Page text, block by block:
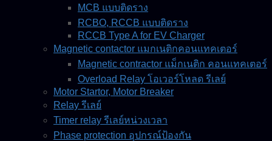
MCB แบบติดราง
RCBO, RCCB แบบติดราง
RCCB Type A for EV Charger
Magnetic contactor แมกเนติกคอนแทคเตอร์
Magnetic contractor แม็กเนติก คอนแทคเตอร์
Overload Relay โอเวอร์โหลด รีเลย์
Motor Startor, Motor Breaker
Relay รีเลย์
Timer relay รีเลย์หน่วงเวลา
Phase protection อุปกรณ์ป้องกัน